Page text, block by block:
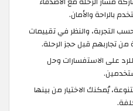
بالراحة والأمان.
التجربة، والنظر في تقييمات
من تجاربهم قبل حجز الرحلة.
خدمة عملاء متاحة 24/7 للرد على الاستفسارات وحل
يُمكنك الاختيار من بينها